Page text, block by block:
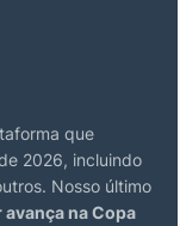
que
2026, incluindo
Nosso último
na Copa